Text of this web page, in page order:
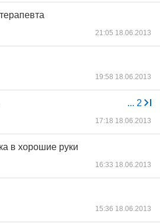
21:05 18.06.2013
19:58 18.06.2013
... 2
17:18 18.06.2013
в хорошие руки
16:33 18.06.2013
15:36 18.06.2013